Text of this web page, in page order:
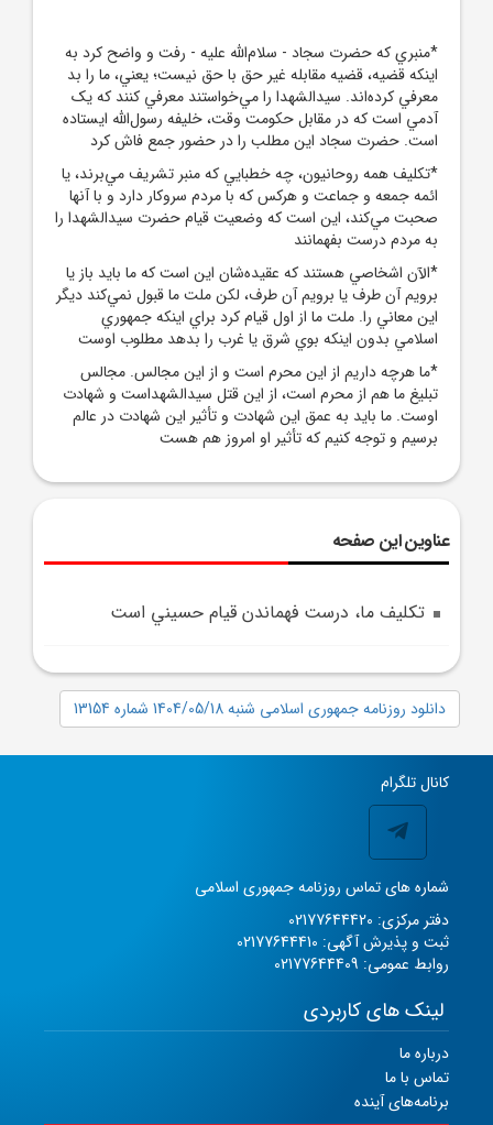
*منبري که حضرت سجاد - سلام‌الله‌ عليه - رفت و واضح کرد به
اينکه قضيه، قضيه مقابله غير حق با حق نيست؛ يعني، ما را بد
معرفي کرده‌اند. سيدالشهدا را مي‌خواستند معرفي کنند که يک
آدمي است که در مقابل حکومت وقت، خليفه رسول‌الله ايستاده
است. حضرت سجاد اين مطلب را در حضور جمع فاش کرد
*تکليف همه روحانيون، چه خطبايي که منبر تشريف مي‌برند، يا
ائمه جمعه و جماعت و هرکس که با مردم سروکار دارد و با آنها
صحبت مي‌کند، اين است که وضعيت قيام حضرت سيدالشهدا را
به مردم درست بفهمانند
*الآن‌ اشخاصي هستند که عقيده‌شان اين است که ما بايد باز يا
برويم آن طرف يا برويم آن طرف، لکن ملت ما قبول نمي‌کند ديگر
اين معاني را. ملت ما از اول قيام کرد براي اينکه جمهوري
اسلامي بدون اينکه بوي شرق يا غرب را بدهد مطلوب اوست
*ما هرچه داريم از اين محرم است و از اين مجالس. مجالس
تبليغ ما هم از محرم است، از اين قتل سيدالشهداست و شهادت
اوست. ما بايد به عمق اين شهادت و تأثير اين شهادت در عالم
برسيم و توجه کنيم که تأثير او امروز هم هست
عناوین این صفحه
تکليف ما، درست فهماندن قيام حسيني است
دانلود روزنامه جمهوری اسلامی شنبه 1404/05/18 شماره 13154
کانال تلگرام
شماره های تماس روزنامه جمهوری اسلامی
دفتر مرکزی: 02177644420
ثبت و پذیرش آگهی: 02177644410
روابط عمومی: 02177644409
لینک های کاربردی
درباره ما
تماس با ما
برنامه‌های آینده